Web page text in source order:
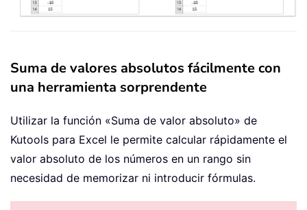
Suma de valores absolutos fácilmente con
una herramienta sorprendente
Utilizar la función «Suma de valor absoluto» de
Kutools para Excel le permite calcular rápidamente el
valor absoluto de los números en un rango sin
necesidad de memorizar ni introducir fórmulas.